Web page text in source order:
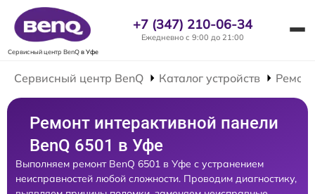
Сервисный центр BenQв Уфе
+7 (347) 210-06-34
Ежедневно с 9:00 до 21:00
Сервисный центр BenQ Каталог устройств
Ремонт интерактивной панели
BenQ 6501 в Уфе
Выполняем ремонт BenQ 6501 в Уфе с устранением
неисправностей любой сложности. Проводим диагностику,